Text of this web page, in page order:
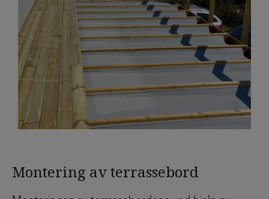
Montering av terrassebord